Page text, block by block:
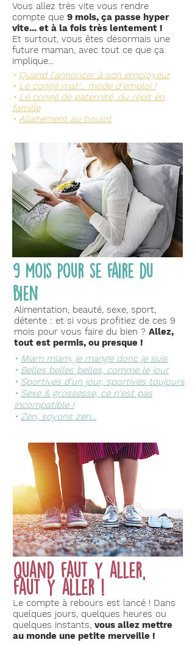
Vous allez très vite vous rendre
compte que 9 mois, ça passe hyper
vite... et à la fois très lentement !
Et surtout, vous êtes désormais une
future maman, avec tout ce que ça
implique...
• Quand l'annoncer à son employeur
• Le congé mat'... mode d'emploi !
• Le congé de paternité, du répit en
famille
• Allaitement au boulot
9 mois pour se faire du
bien
Alimentation, beauté, sexe, sport,
détente : et si vous profitiez de ces 9
mois pour vous faire du bien ? Allez,
tout est permis, ou presque !
• Miam miam, je mange donc je suis
• Belles belles belles, comme le jour
• Sportives d'un jour, sportives toujours
• Sexe & grossesse, ce n'est pas
incompatible !
• Zen, soyons zen...
quand faut y aller,
faut y aller !
Le compte à rebours est lancé ! Dans
quelques jours, quelques heures ou
quelques instants, vous allez mettre
au monde une petite merveille !